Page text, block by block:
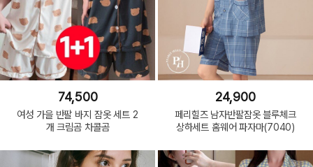
74,500
여성 가을 반팔 바지 잠옷 세트 2
개 크림곰 차콜곰
24,900
페리힐즈 남자반팔잠옷 블루체크
상하세트 홈웨어 파자마(7040)